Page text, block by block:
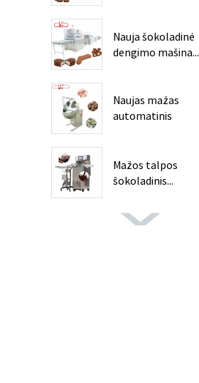
Nauja šokoladinė
dengimo mašina...
Naujas mažas
automatinis
Mažos talpos
šokoladinis...